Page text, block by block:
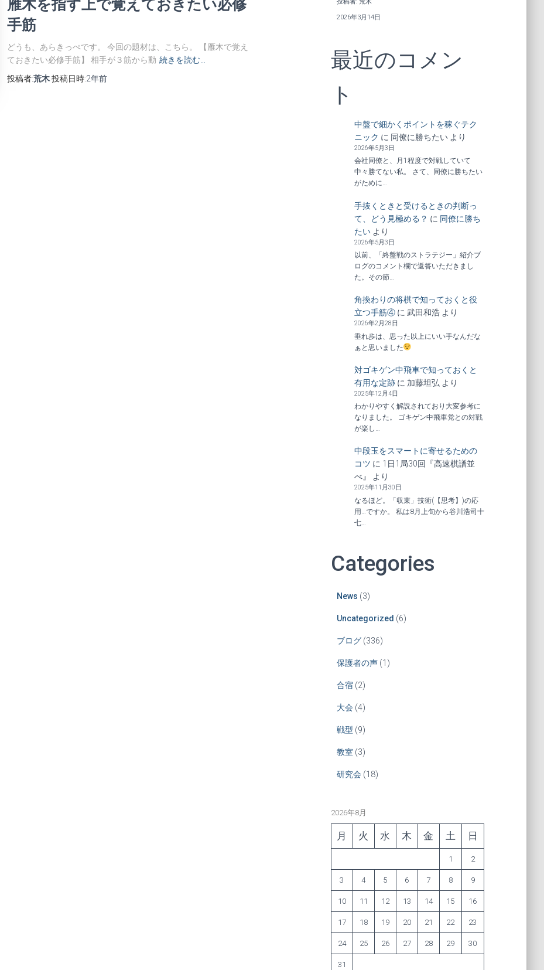
雁木を指す上で覚えておきたい必修
手筋
どうも、あらきっぺです。 今回の題材は、こちら。 【雁木で覚え
ておきたい必修手筋】 相手が３筋から動 続きを読む…
投稿者:荒木投稿日時:2年前
2026年3月14日
最近のコメン
ト
中盤で細かくポイントを稼ぐテク
ニック に 同僚に勝ちたいより
2026年5月3日
会社同僚と、月1程度で対戦していて
中々勝てない私。 さて、同僚に勝ちたい
がために…
手抜くときと受けるときの判断っ
て、どう見極める？ に 同僚に勝ち
たいより
2026年5月3日
以前、「終盤戦のストラテジー」紹介ブ
ログのコメント欄で返答いただきまし
た。その節…
角換わりの将棋で知っておくと役
立つ手筋④に 武田和浩より
2026年2月28日
垂れ歩は、思った以上にいい手なんだな
ぁと思いました
対ゴキゲン中飛車で知っておくと
有用な定跡に 加藤坦弘 より
2025年12月4日
わかりやすく解説されており大変参考に
なりました。 ゴキゲン中飛車党との対戦
が楽し…
中段玉をスマートに寄せるための
コツ に 1日1局30回『高速棋譜並
べ』
より
2025年11月30日
なるほど。「収束」技術(【思考】)の応
用…ですか。 私は8月上旬から谷川浩司十
七…
Categories
News (3)
Uncategorized (6)
ブログ(336)
保護者の声(1)
合宿(2)
大会(4)
戦型 (9)
教室 (3)
研究会(18)
2026年8月
月 火 水 木 金 土 日
1 2
3 4 5 6 7 8 9
10 11 12 13 14 15 16
17 18 19 20 21 22 23
24 25 26 27 28 29 30
31